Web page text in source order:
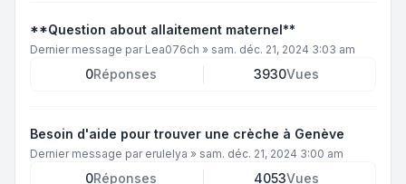
**Question about allaitement maternel**
Dernier message par Lea076ch » sam. déc. 21, 2024 3:03 am
0Réponses 3930Vues
Besoin d'aide pour trouver une crèche à Genève
Dernier message par erulelya » sam. déc. 21, 2024 3:00 am
0Réponses 4053Vues